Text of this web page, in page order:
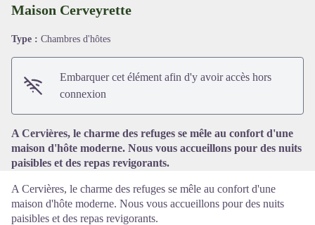
Voir l'image en plein écran
Maison Cerveyrette
Type : Chambres d'hôtes
Embarquer cet élément afin d'y avoir accès hors
connexion
A Cervières, le charme des refuges se mêle au confort d'une
maison d'hôte moderne. Nous vous accueillons pour des nuits
paisibles et des repas revigorants.
A Cervières, le charme des refuges se mêle au confort d'une
maison d'hôte moderne. Nous vous accueillons pour des nuits
paisibles et des repas revigorants.